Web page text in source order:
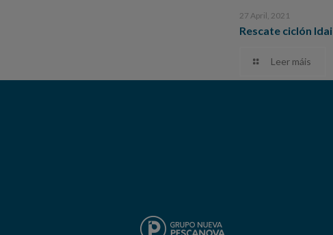
27 April, 2021
Rescate ciclón Idai
Leer máis